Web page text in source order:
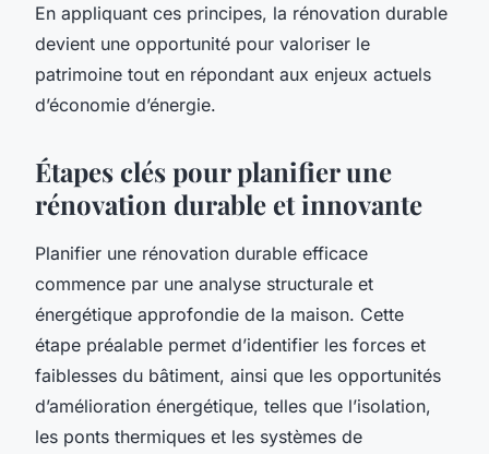
En appliquant ces principes, la rénovation durable
devient une opportunité pour valoriser le
patrimoine tout en répondant aux enjeux actuels
d’économie d’énergie.
Étapes clés pour planifier une
rénovation durable et innovante
Planifier une rénovation durable efficace
commence par une analyse structurale et
énergétique approfondie de la maison. Cette
étape préalable permet d’identifier les forces et
faiblesses du bâtiment, ainsi que les opportunités
d’amélioration énergétique, telles que l’isolation,
les ponts thermiques et les systèmes de